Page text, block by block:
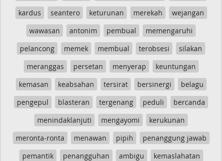
kardus
seantero keturunan merekah
wejangan
wawasan
antonim pembual
memengaruhi
pelancong
memek membual terobsesi
silakan
meranggas
persetan menyerap
keuntungan
kemasan
keabsahan tersirat bersinergi
belagu
pengepul
blasteran tergenang peduli
bercanda
menindaklanjuti
mengayomi
kerukunan
meronta-ronta
menawan pipih
penanggung jawab
pemantik
penangguhan ambigu
kemaslahatan